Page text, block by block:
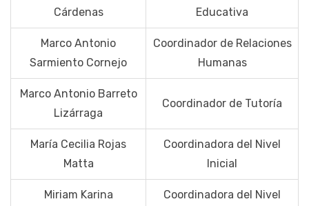
Cárdenas
Educativa
Marco Antonio
Sarmiento Cornejo
Coordinador de Relaciones
Humanas
Marco Antonio Barreto
Lizárraga
Coordinador de Tutoría
María Cecilia Rojas
Matta
Coordinadora del Nivel
Inicial
Miriam Karina
Coordinadora del Nivel